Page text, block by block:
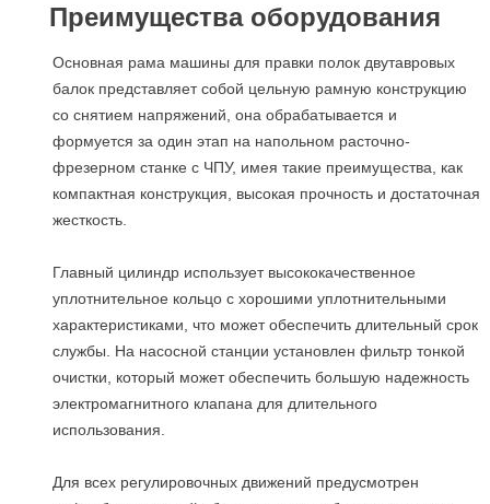
Преимущества оборудования
Основная рама машины для правки полок двутавровых
балок представляет собой цельную рамную конструкцию
со снятием напряжений, она обрабатывается и
формуется за один этап на напольном расточно-
фрезерном станке с ЧПУ, имея такие преимущества, как
компактная конструкция, высокая прочность и достаточная
жесткость.
Главный цилиндр использует высококачественное
уплотнительное кольцо с хорошими уплотнительными
характеристиками, что может обеспечить длительный срок
службы. На насосной станции установлен фильтр тонкой
очистки, который может обеспечить большую надежность
электромагнитного клапана для длительного
использования.
Для всех регулировочных движений предусмотрен